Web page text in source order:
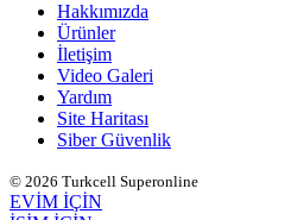
Hakkımızda
Ürünler
İletişim
Video Galeri
Yardım
Site Haritası
Siber Güvenlik
© 2026 Turkcell Superonline
EVİM İÇİN